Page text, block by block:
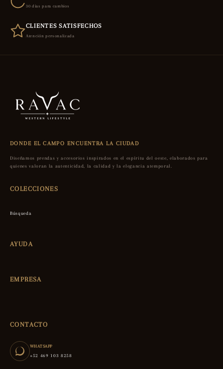
30 días para cambios
CLIENTES SATISFECHOS
Atención personalizada
DONDE EL CAMPO ENCUENTRA LA CIUDAD
Diseñamos prendas y accesorios inspirados en el espíritu del oeste, elaborados para
quienes valoran la autenticidad, la calidad y la elegancia atemporal.
COLECCIONES
Búsqueda
AYUDA
EMPRESA
CONTACTO
WHATSAPP
+52 469 103 8258